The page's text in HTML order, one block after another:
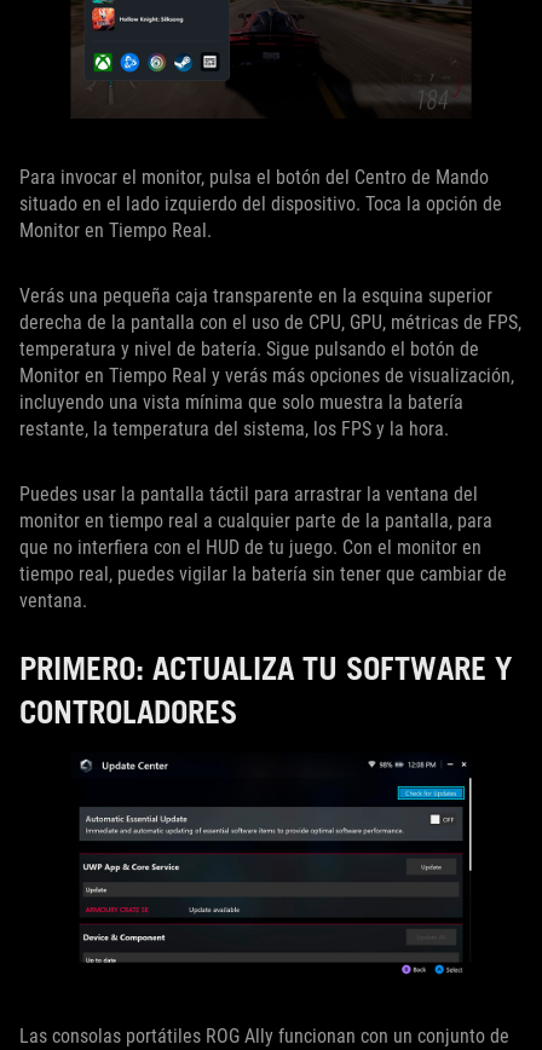
Para invocar el monitor, pulsa el botón del Centro de Mando
situado en el lado izquierdo del dispositivo. Toca la opción de
Monitor en Tiempo Real.
Verás una pequeña caja transparente en la esquina superior
derecha de la pantalla con el uso de CPU, GPU, métricas de FPS,
temperatura y nivel de batería. Sigue pulsando el botón de
Monitor en Tiempo Real y verás más opciones de visualización,
incluyendo una vista mínima que solo muestra la batería
restante, la temperatura del sistema, los FPS y la hora.
Puedes usar la pantalla táctil para arrastrar la ventana del
monitor en tiempo real a cualquier parte de la pantalla, para
que no interfiera con el HUD de tu juego. Con el monitor en
tiempo real, puedes vigilar la batería sin tener que cambiar de
ventana.
PRIMERO: ACTUALIZA TU SOFTWARE Y
CONTROLADORES
Las consolas portátiles ROG Ally funcionan con un conjunto de